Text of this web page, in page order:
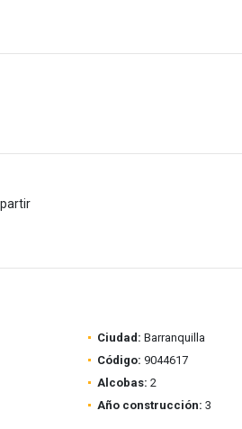
Ciudad: Barranquilla
Código: 9044617
Alcobas: 2
Año construcción: 3